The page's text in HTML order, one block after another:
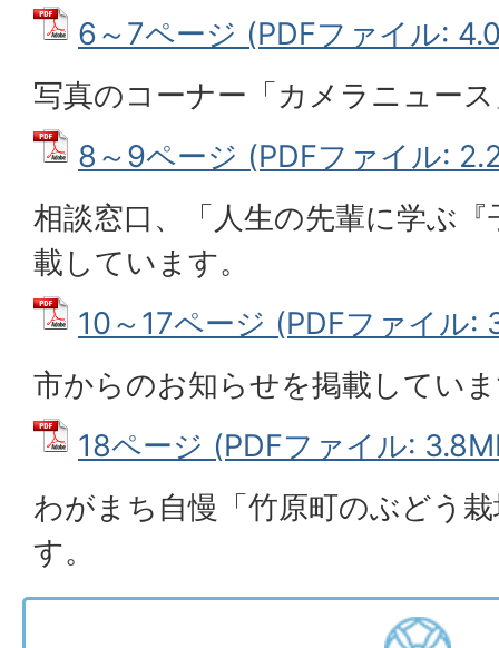
6～7ページ (PDFファイル:
写真のコーナー「カメラニュー
8～9ページ (PDFファイル:
相談窓口、「人生の先輩に学ぶ
載しています。
10～17ページ (PDFファイル:
市からのお知らせを掲載してい
18ページ (PDFファイル:
わがまち自慢「竹原町のぶどう
す。